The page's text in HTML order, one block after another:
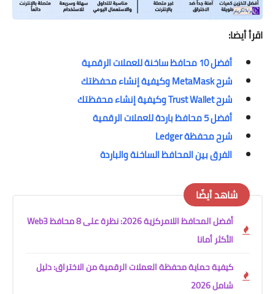
اقرأ أيضا:
أفضل 10 محافظ ساخنة للعملات الرقمية
شرح MetaMask وكيفية إنشاء محفظتك
شرح Trust Wallet وكيفية إنشاء محفظتك
أفضل 5 محافظ باردة للعملات الرقمية
شرح محفظة Ledger
الفرق بين المحافظ الساخنة والباردة
شاهد أيضًا
أفضل المحافظ اللامركزية 2026: نظرة على 8 محافظ Web3
الأكثر أمانا
كيفية حماية محفظة العملات الرقمية من الاختراق: دليل
شامل 2026